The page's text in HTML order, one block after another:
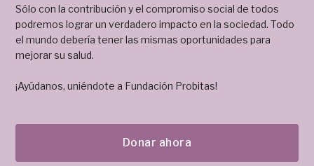
Sólo con la contribución y el compromiso social de todos
podremos lograr un verdadero impacto en la sociedad. Todo
el mundo debería tener las mismas oportunidades para
mejorar su salud.
¡Ayúdanos, uniéndote a Fundación Probitas!
Donar ahora